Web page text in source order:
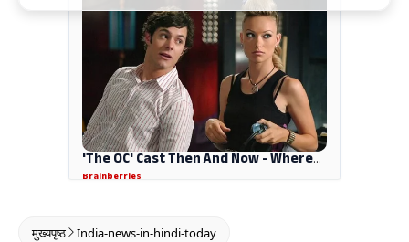
मुख्यपृष्ठ India-news-in-hindi-today